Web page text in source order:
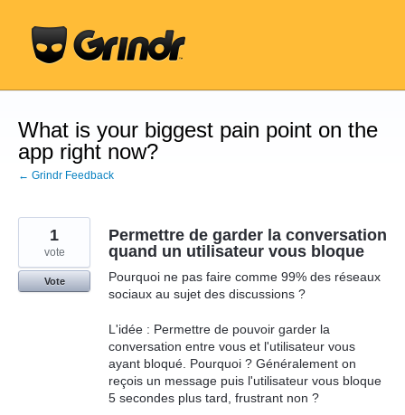
content
What is your biggest pain point on the
app right now?
← Grindr Feedback
Permettre de garder la conversation
quand un utilisateur vous bloque
Pourquoi ne pas faire comme 99% des réseaux
sociaux au sujet des discussions ?
L'idée : Permettre de pouvoir garder la
conversation entre vous et l'utilisateur vous
ayant bloqué. Pourquoi ? Généralement on
reçois un message puis l'utilisateur vous bloque
5 secondes plus tard, frustrant non ?
1
vote
Vote